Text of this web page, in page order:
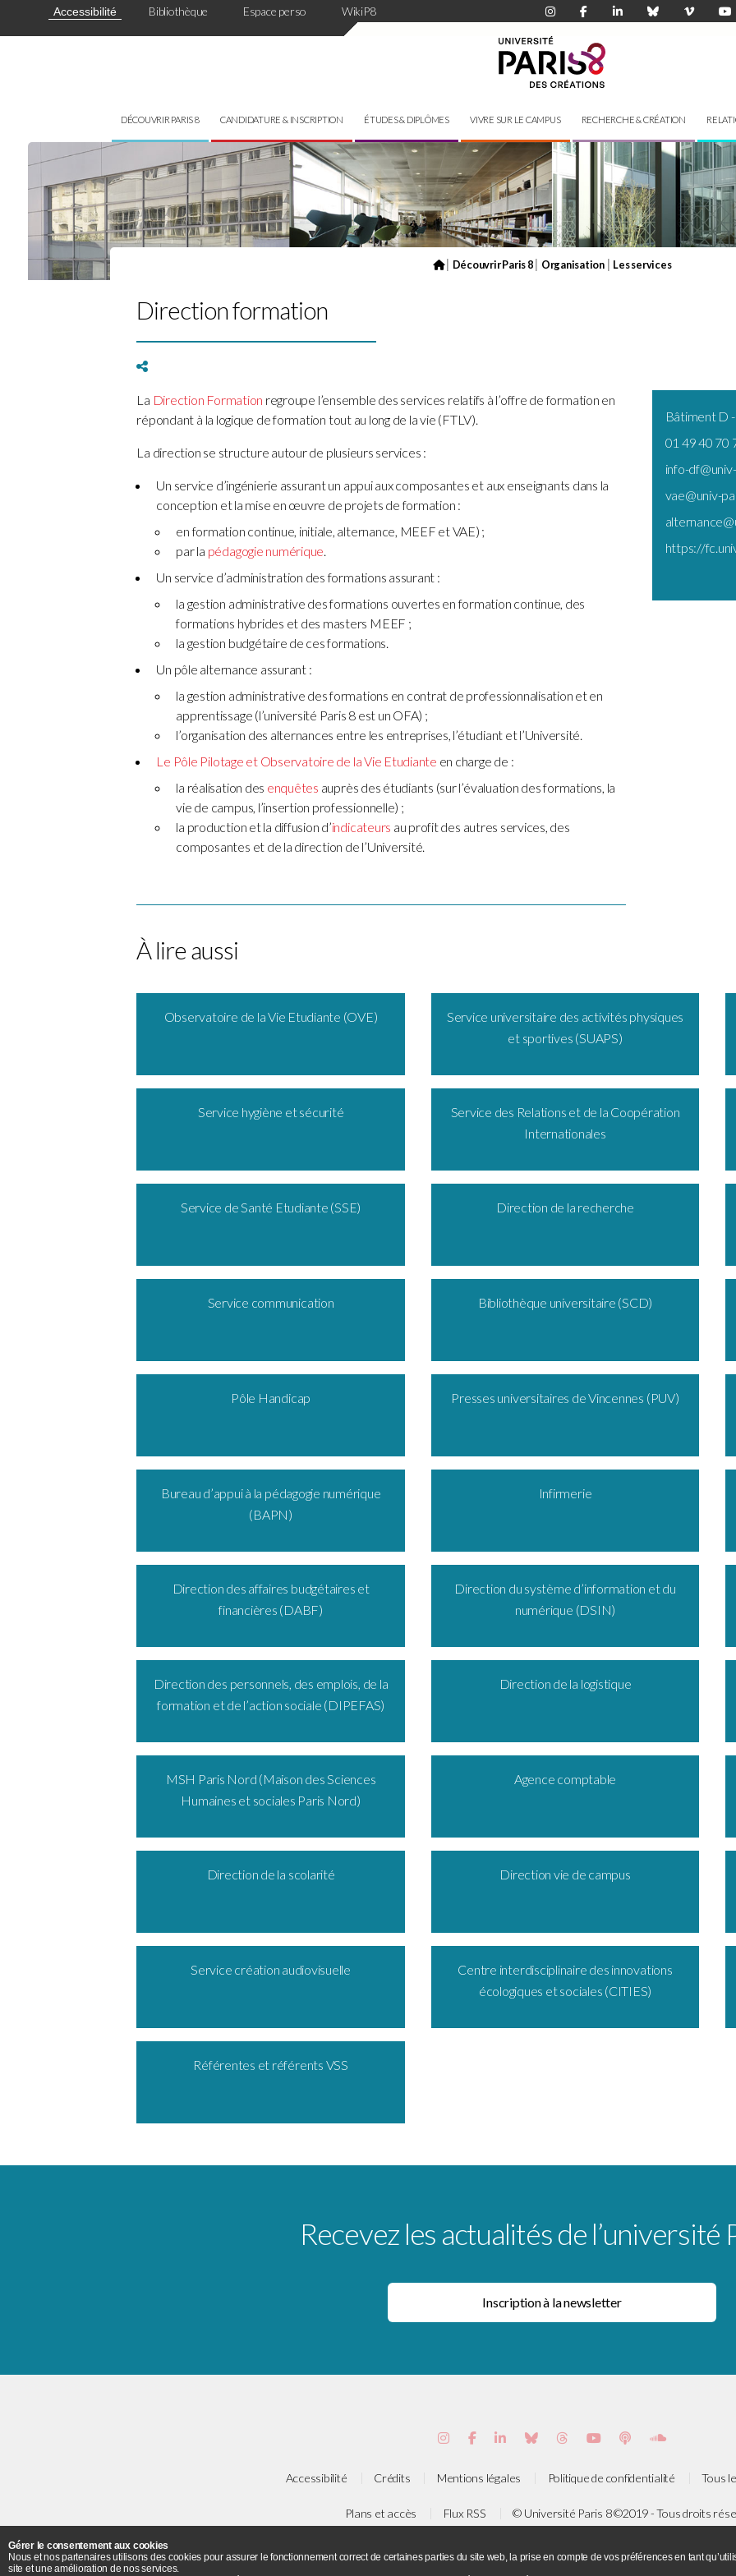
Accessibilité Bibliothèque Espace perso WikiP8
DÉCOUVRIR PARIS 8 CANDIDATURE & INSCRIPTION ÉTUDES & DIPLÔMES VIVRE SUR LE CAMPUS RECHERCHE & CRÉATION
| Découvrir Paris 8 | Organisation | Les services
Direction formation
La Direction Formation regroupe l’ensemble des services relatifs à l’offre de formation en
répondant à la logique de formation tout au long de la vie (FTLV).
La direction se structure autour de plusieurs services :
Un service d’ingénierie assurant un appui aux composantes et aux enseignants dans la
conception et la mise en œuvre de projets de formation :
en formation continue, initiale, alternance, MEEF et VAE) ;
par la pédagogie numérique
Un service d’administration des formations assurant :
la gestion administrative des formations ouvertes en formation continue, des
formations hybrides et des masters MEEF ;
la gestion budgétaire de ces formations.
Un pôle alternance assurant :
la gestion administrative des formations en contrat de professionnalisation et en
apprentissage (l’université Paris 8 est un OFA) ;
l’organisation des alternances entre les entreprises, l’étudiant et l’Université.
Le Pôle Pilotage et Observatoire de la Vie Etudiante en charge de :
la réalisation des enquêtes auprès des étudiants (sur l’évaluation des formations, la
vie de campus, l’insertion professionnelle) ;
la production et la diffusion d’indicateurs au profit des autres services, des
composantes et de la direction de l’Université.
Bâtiment D
01 49 40 70
info-
vae@univ-
https://
À lire aussi
Observatoire de la Vie Etudiante (OVE)
Service universitaire des activités physiques
et sportives (SUAPS)
Service hygiène et sécurité
Service des Relations et de la Coopération
Internationales
Service de Santé Etudiante (SSE) Direction de la recherche
Service communication Bibliothèque universitaire (SCD)
Pôle Handicap Presses universitaires de Vincennes (PUV)
Bureau d’appui à la pédagogie numérique
(BAPN)
Infirmerie
Direction des affaires budgétaires et
financières (DABF)
Direction du système d’information et du
numérique (DSIN)
Direction des personnels, des emplois, de la
formation et de l’action sociale (DIPEFAS)
Direction de la logistique
MSH Paris Nord (Maison des Sciences
Humaines et sociales Paris Nord)
Agence comptable
Direction de la scolarité Direction vie de campus
Service création audiovisuelle
Centre interdisciplinaire des innovations
écologiques et sociales (CITIES)
Référentes et référents VSS
Recevez les actualités de l’université
Accessibilité Crédits Mentions légales Politique de confidentialité Tous
Plans et accès Flux RSS © Université Paris 8 ©2019 - Tous droits
Université Paris 8 - 2 rue de la Liberté - 93526 Saint-Denis cedex / Tel : +33(0)1 49 40 67 89
Panneau de gestion des cookies
Gérer le consentement aux cookies
Nous et nos partenaires utilisons des cookies pour assurer le fonctionnement correct de certaines parties du site web, la prise en compte de vos préférences en tant
site et une amélioration de nos services.